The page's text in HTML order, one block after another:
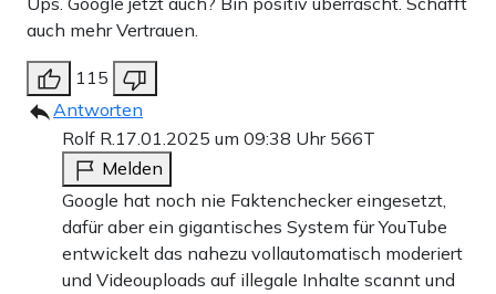
auch mehr Vertrauen.
115
Antworten
Rolf R.17.01.2025 um 09:38 Uhr 566T
Melden
Google hat noch nie Faktenchecker eingesetzt,
dafür aber ein gigantisches System für YouTube
entwickelt das nahezu vollautomatisch moderiert
und Videouploads auf illegale Inhalte scannt und